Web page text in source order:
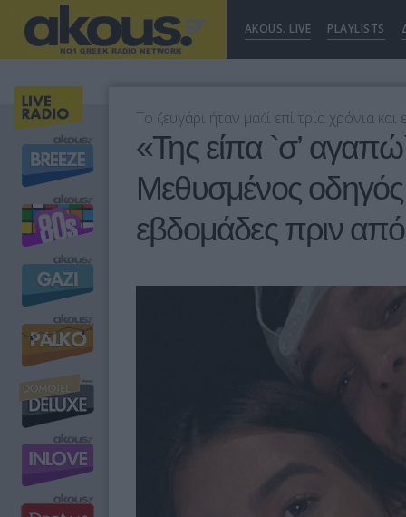
AKOUS. LIVE PLAYLISTS
Το ζευγάρι ήταν μαζί επί τρία χρόνια
«Της είπα `σ’
Μεθυσμένος οδηγός
εβδομάδες πριν